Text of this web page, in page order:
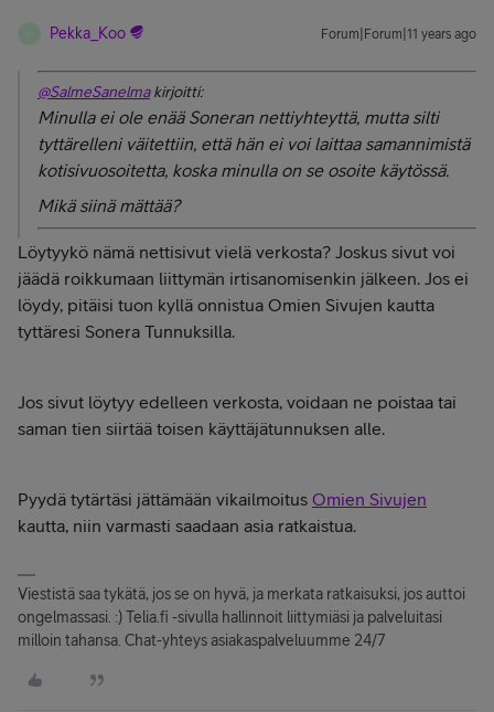
Pekka_Koo Forum|Forum|11 years ago
@SalmeSanelmakirjoitti:
Minulla ei ole enää Soneran nettiyhteyttä, mutta silti
tyttärelleni väitettiin, että hän ei voi laittaa samannimistä
kotisivuosoitetta, koska minulla on se osoite käytössä.
Mikä siinä mättää?
Löytyykö nämä nettisivut vielä verkosta? Joskus sivut voi
jäädä roikkumaan liittymän irtisanomisenkin jälkeen. Jos ei
löydy, pitäisi tuon kyllä onnistua Omien Sivujen kautta
tyttäresi Sonera Tunnuksilla.
Jos sivut löytyy edelleen verkosta, voidaan ne poistaa tai
saman tien siirtää toisen käyttäjätunnuksen alle.
Pyydä tytärtäsi jättämään vikailmoitus Omien Sivujen
kautta, niin varmasti saadaan asia ratkaistua.
Viestistä saa tykätä, jos se on hyvä, ja merkata ratkaisuksi, jos auttoi
ongelmassasi. :) Telia.fi -sivulla hallinnoit liittymiäsi ja palveluitasi
milloin tahansa. Chat-yhteys asiakaspalveluumme 24/7